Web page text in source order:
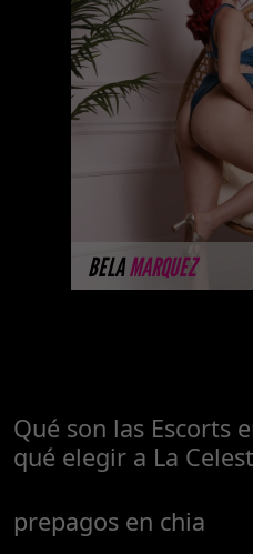
BELAMARQUEZ
nuestras
imágenes
porque están
sesión ...
MÁS
Qué son las Escorts
qué elegir a La
prepagos en chia